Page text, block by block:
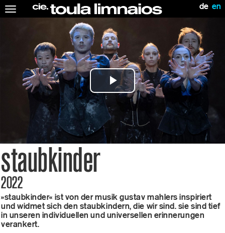
de en
Toggle
navigation
Play
Video
staubkinder
2022
»staubkinder« ist von der musik gustav mahlers inspiriert
und widmet sich den staubkindern, die wir sind. sie sind tief
in unseren individuellen und universellen erinnerungen
verankert.